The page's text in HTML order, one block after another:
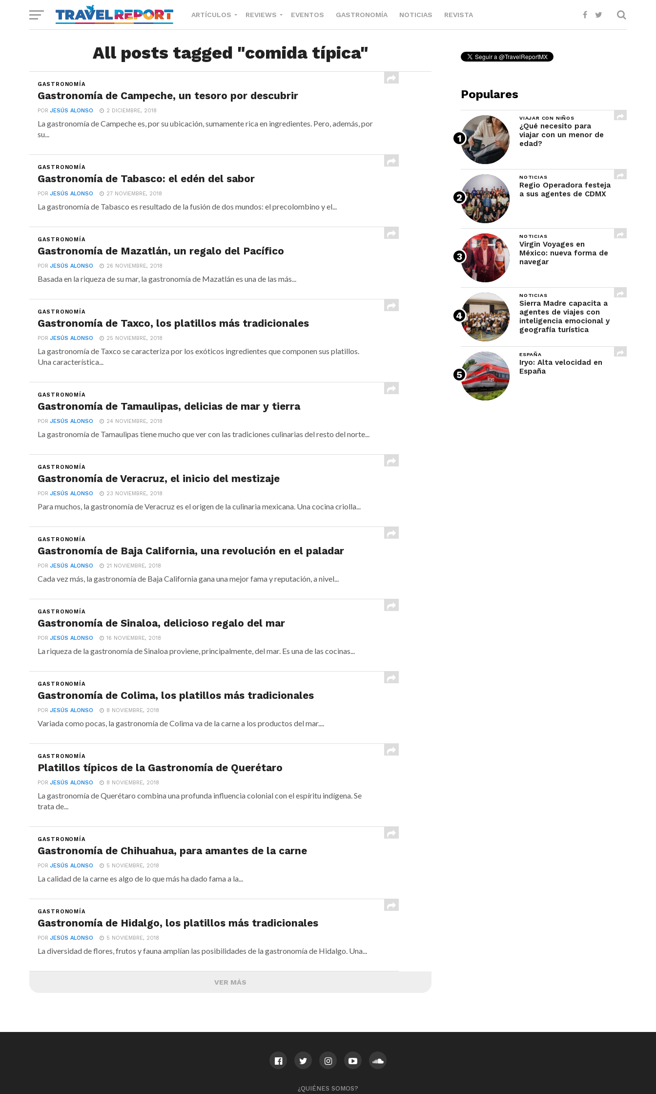
ARTÍCULOS REVIEWS EVENTOS GASTRONOMÍA NOTICIAS REVISTA
All posts tagged "comida típica"
GASTRONOMÍA
Gastronomía de Campeche, un tesoro por descubrir
POR JESÚS ALONSO 2 DICIEMBRE, 2018
La gastronomía de Campeche es, por su ubicación, sumamente rica en ingredientes. Pero, además, por
su...
GASTRONOMÍA
Gastronomía de Tabasco: el edén del sabor
POR JESÚS ALONSO 27 NOVIEMBRE, 2018
La gastronomía de Tabasco es resultado de la fusión de dos mundos: el precolombino y el...
GASTRONOMÍA
Gastronomía de Mazatlán, un regalo del Pacífico
POR JESÚS ALONSO 26 NOVIEMBRE, 2018
Basada en la riqueza de su mar, la gastronomía de Mazatlán es una de las más...
GASTRONOMÍA
Gastronomía de Taxco, los platillos más tradicionales
POR JESÚS ALONSO 25 NOVIEMBRE, 2018
La gastronomía de Taxco se caracteriza por los exóticos ingredientes que componen sus platillos.
Una característica...
GASTRONOMÍA
Gastronomía de Tamaulipas, delicias de mar y tierra
POR JESÚS ALONSO 24 NOVIEMBRE, 2018
La gastronomía de Tamaulipas tiene mucho que ver con las tradiciones culinarias del resto del norte...
GASTRONOMÍA
Gastronomía de Veracruz, el inicio del mestizaje
POR JESÚS ALONSO 23 NOVIEMBRE, 2018
Para muchos, la gastronomía de Veracruz es el origen de la culinaria mexicana. Una cocina criolla...
GASTRONOMÍA
Gastronomía de Baja California, una revolución en el paladar
POR JESÚS ALONSO 21 NOVIEMBRE, 2018
Cada vez más, la gastronomía de Baja California gana una mejor fama y reputación, a nivel...
GASTRONOMÍA
Gastronomía de Sinaloa, delicioso regalo del mar
POR JESÚS ALONSO 16 NOVIEMBRE, 2018
La riqueza de la gastronomía de Sinaloa proviene, principalmente, del mar. Es una de las cocinas...
GASTRONOMÍA
Gastronomía de Colima, los platillos más tradicionales
POR JESÚS ALONSO 8 NOVIEMBRE, 2018
Variada como pocas, la gastronomía de Colima va de la carne a los productos del mar....
GASTRONOMÍA
Platillos típicos de la Gastronomía de Querétaro
POR JESÚS ALONSO 8 NOVIEMBRE, 2018
La gastronomía de Querétaro combina una profunda influencia colonial con el espíritu indígena. Se
trata de...
GASTRONOMÍA
Gastronomía de Chihuahua, para amantes de la carne
POR JESÚS ALONSO 5 NOVIEMBRE, 2018
La calidad de la carne es algo de lo que más ha dado fama a la...
GASTRONOMÍA
Gastronomía de Hidalgo, los platillos más tradicionales
POR JESÚS ALONSO 5 NOVIEMBRE, 2018
La diversidad de flores, frutos y fauna amplían las posibilidades de la gastronomía de Hidalgo. Una...
VER MÁS
Populares
VIAJAR CON NIÑOS
¿Qué necesito para
viajar con un menor de
edad?
NOTICIAS
Regio Operadora festeja
a sus agentes de CDMX
NOTICIAS
Virgin Voyages en
México: nueva forma de
navegar
NOTICIAS
Sierra Madre capacita a
agentes de viajes con
inteligencia emocional y
geografía turística
ESPAÑA
Iryo: Alta velocidad en
España
¿QUIÉNES SOMOS?